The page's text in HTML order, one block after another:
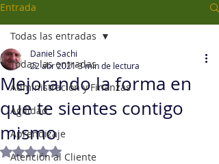
Entrada
Todas las entradas
Administración y Finanzas
Agilidad
Aprendizaje
Atención al Cliente
Todas las entradas
Mejorando la forma en
que te sientes contigo
mismo
Daniel Sachi
22 abr 20213 min de lectura
Obtuvo NaN de 5 estrellas.